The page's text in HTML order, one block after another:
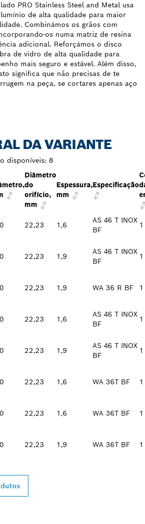
PRO Stainless Steel and Metal usa
de alta qualidade para maior
Combinámos os grãos com
os numa matriz de resina
adicional. Reforçámos o disco
de vidro de alta qualidade para
mais seguro e estável. Além disso,
significa que não precisas de te
na peça, se cortares apenas aço
DA VARIANTE
disponíveis: 8
Diâmetro
do
orifício,
mm
Espessura,
mm
Especificação
22,23 1,6
AS 46 T INOX
BF
22,23 1,9
AS 46 T INOX
BF
22,23 1,9 WA 36 R BF
22,23 1,6
AS 46 T INOX
BF
22,23 1,9
AS 46 T INOX
BF
22,23 1,6 WA 36T BF
22,23 1,6 WA 36T BF
22,23 1,9 WA 36T BF